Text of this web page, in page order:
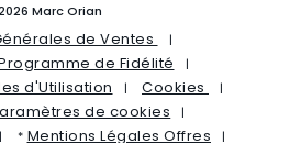
Marc Orian
de Ventes
de Fidélité
d'Utilisation
Cookies
de cookies
* Mentions Légales Offres